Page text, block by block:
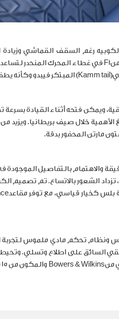
رغم السقف القماشي
منF1
(Kamm tail) المبتكر فيبدو وكأنه
الأهمية خلال صيف بريطانيا. ويزيد
مارتن المحفور بدقة.
والاهتمام بالتفاصيل
الشعور بالاتساع. تم تصميم
بلس كخيار قياسي، مع توفر مقاعد
ونظام تحكم مادي ملموس لتجربة
شاشة عرض رقمية بقياس 10.25 إنش، تُبقي
منBowers & Wilkins